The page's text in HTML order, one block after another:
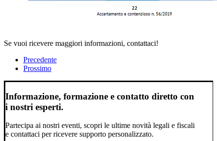
Se vuoi ricevere maggiori informazioni, contattaci!
Precedente
Prossimo
Informazione, formazione e contatto diretto con
i nostri esperti.
Partecipa ai nostri eventi, scopri le ultime novità legali e fiscali
e contattaci per ricevere supporto personalizzato.